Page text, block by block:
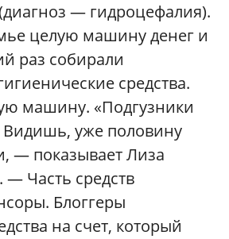
— гидроцефалия).
целую машину денег и
раз собирали
средства.
машину. «Подгузники
Видишь, уже половину
— показывает Лиза
— Часть средств
Блоггеры
на счет, который